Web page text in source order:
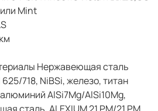
Mint
Нержавеющая сталь
718, NiBSi, железо, титан
алюминий AlSi7Mg/AlSi10Mg,